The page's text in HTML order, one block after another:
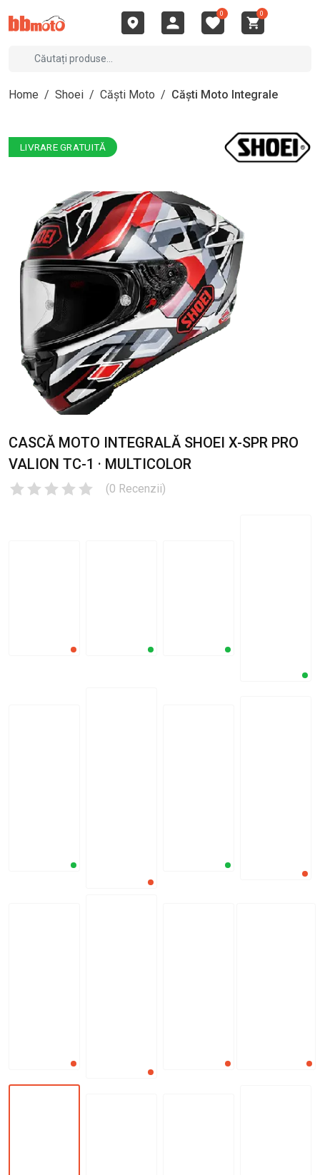
0 0
Home / Shoei / Căști Moto / Căști Moto Integrale
LIVRARE GRATUITĂ
CASCĂ MOTO INTEGRALĂ SHOEI X-SPR PRO
VALION TC-1 · MULTICOLOR
(0 Recenzii)